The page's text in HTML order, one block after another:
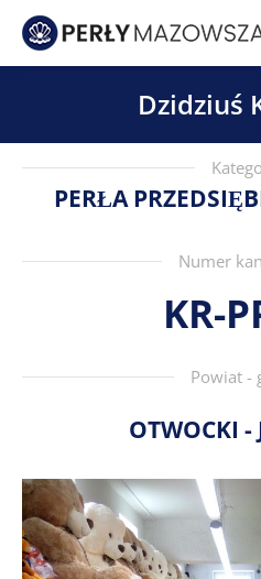
Dzidziuś
PERŁA
Numer
KR-
Powiat -
OTWOCKI -